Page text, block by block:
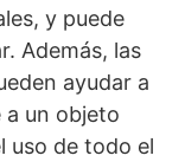
y puede
Además, las
ayudar a
a un objeto
uso de todo el